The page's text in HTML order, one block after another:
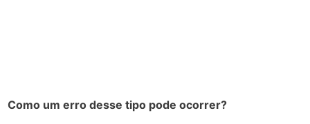
Como um erro desse tipo pode ocorrer?